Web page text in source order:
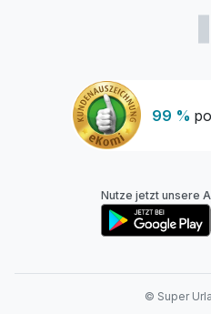
99 %
Nutze jetzt unsere
© Super